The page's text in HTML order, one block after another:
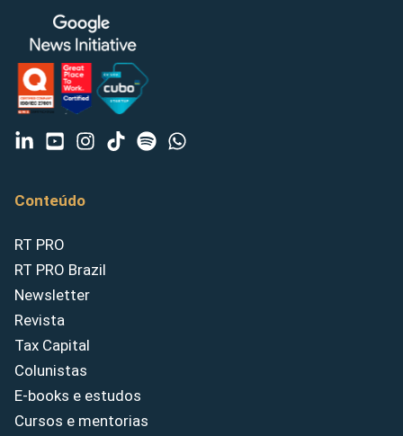
Conteúdo
RT PRO
RT PRO Brazil
Newsletter
Revista
Tax Capital
Colunistas
E-books e estudos
Cursos e mentorias